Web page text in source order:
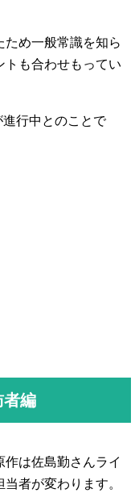
ため一般常識を知ら
トも合わせもってい
行中とのことで
編
は佐島勤さんライ
者が変わります。